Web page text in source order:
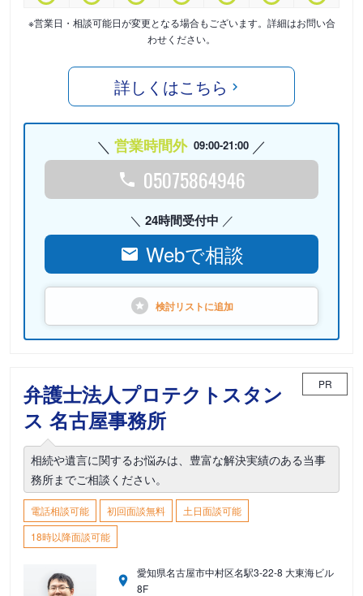
※営業日・相談可能日が変更となる場合もございます。詳細はお問い合
わせください。
詳しくはこちら
営業時間外 09:00-21:00
05075864946
24時間受付中
Webで相談
検討リストに追加
弁護士法人プロテクトスタン
ス 名古屋事務所
PR
相続や遺言に関するお悩みは、豊富な解決実績のある当事
務所までご相談ください。
電話相談可能 初回面談無料
土日面談可能
18時以降面談可能
愛知県名古屋市中村区名駅3-22-8 大東海ビル
8F